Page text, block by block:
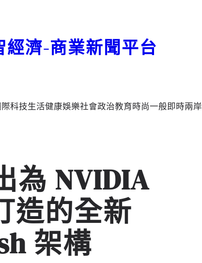
經濟-商業新聞平台
科技生活健康娛樂社會政治教育時尚一般即時兩岸
為 NVIDIA
造的全新
架構